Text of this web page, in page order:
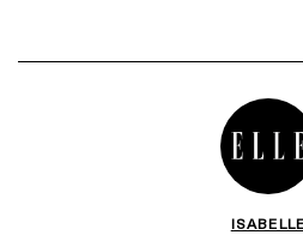
ISABELLE